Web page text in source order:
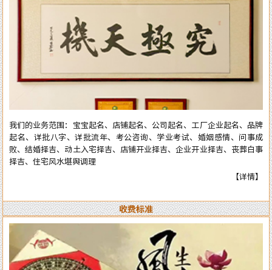
庆择吉等。一生以直言敢断的风格，从不虚言巧语的业德而深受广大各界
人士的高度好评和信赖。时间能证明实力，陈洲先生能够三十多年从业至
今，口碑越来越好，客户越来越多，可想而知陈洲先生的学术修为的高深
程度！ 陈洲先生研究运用易学近四十年、学术上:理论基础高深，博取众
家之长，经验丰富、见解独到、业德高尚。 本公司网站对外服务项目，
全部真人实体进行预测与操作，服务质量绝对精准实用。详情了解可拔打
电话或加微信：15916618178（微信同号），进行咨询了解。
我们的业务范围：宝宝起名、店铺起名、公司起名、工厂企业起名、品牌
起名、详批八字、详批流年、考公咨询、学业考试、婚姻感情、问事成
败、结婚择吉、动土入宅择吉、店铺开业择吉、企业开业择吉、丧葬白事
择吉、住宅风水堪舆调理
【详情】
收费标准